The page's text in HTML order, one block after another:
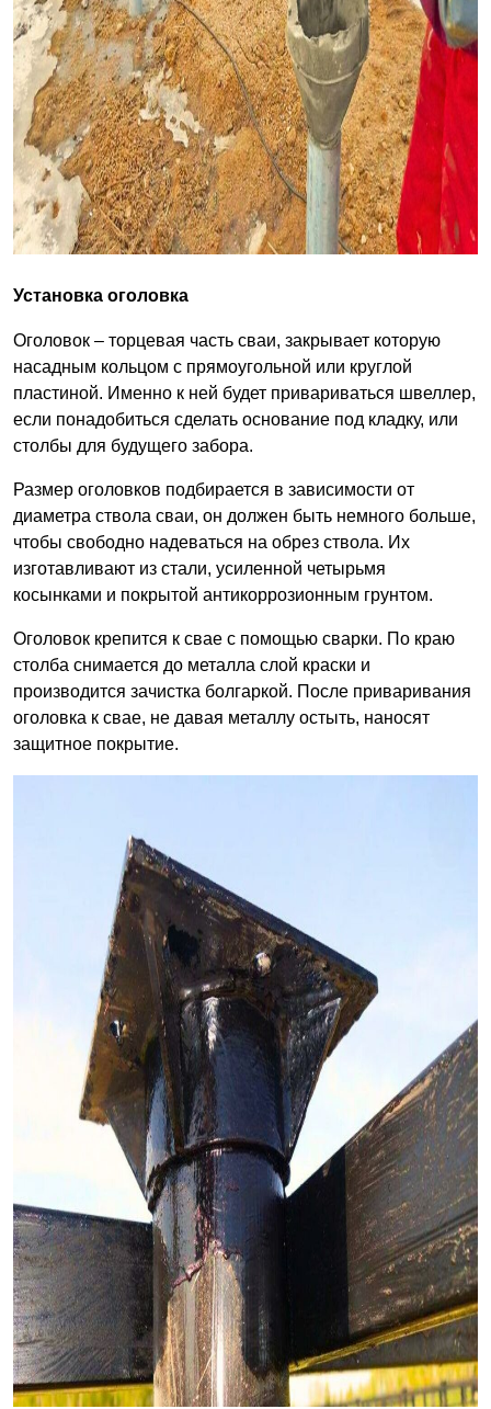
Установка оголовка
Оголовок – торцевая часть сваи, закрывает которую
насадным кольцом с прямоугольной или круглой
пластиной. Именно к ней будет привариваться швеллер,
если понадобиться сделать основание под кладку, или
столбы для будущего забора.
Размер оголовков подбирается в зависимости от
диаметра ствола сваи, он должен быть немного больше,
чтобы свободно надеваться на обрез ствола. Их
изготавливают из стали, усиленной четырьмя
косынками и покрытой антикоррозионным грунтом.
Оголовок крепится к свае с помощью сварки. По краю
столба снимается до металла слой краски и
производится зачистка болгаркой. После приваривания
оголовка к свае, не давая металлу остыть, наносят
защитное покрытие.